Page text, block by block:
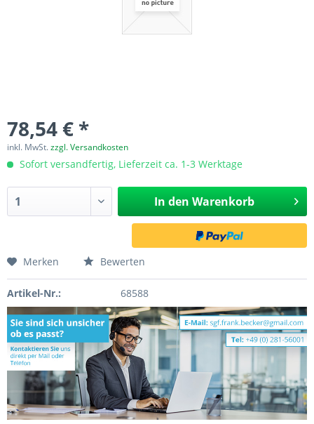
78,54 € *
inkl. MwSt.zzgl. Versandkosten
Sofort versandfertig, Lieferzeit ca. 1-3 Werktage
In den Warenkorb
Merken Bewerten
Artikel-Nr.: 68588